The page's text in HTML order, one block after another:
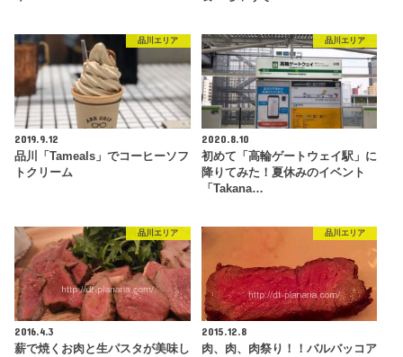
品川エリア
2019.9.12
品川「Tameals」でコーヒーソフ
トクリーム
品川エリア
2020.8.10
初めて「高輪ゲートウェイ駅」に
降りてみた！夏休みのイベント
「Takana…
品川エリア
2016.4.3
薪で焼くお肉と生パスタが美味し
品川エリア
2015.12.8
肉、肉、肉祭り！！バルバッコア